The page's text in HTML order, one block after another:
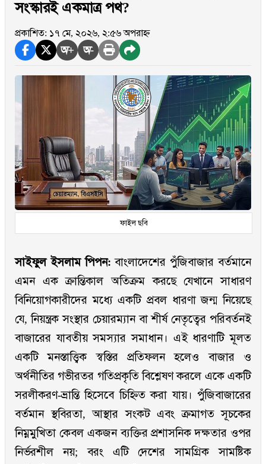
সংস্কারই একমাত্র পথ?
প্রকাশিত: ১৭ মে, ২০২৬, ২:৫৬ অপরাহ্ন
অ+ অ-
ফাইল ছবি
সাইফুল ইসলাম পিপন: বাংলাদেশের পুঁজিবাজার বর্তমানে
এমন এক ক্রান্তিকাল অতিক্রম করছে যেখানে সাধারণ
বিনিয়োগকারীদের মধ্যে একটি প্রবল ধারণা জন্ম নিয়েছে
যে, নিয়ন্ত্রক সংস্থার চেয়ারম্যান বা শীর্ষ নেতৃত্বের পরিবর্তনই
বাজারের যাবতীয় সমস্যার সমাধান। এই ধারণাটি মূলত
একটি মনস্তাত্ত্বিক স্বস্তির প্রতিফলন হলেও বাজার ও
অর্থনীতির গভীরতর গতিপ্রকৃতি বিশ্লেষণ করলে একে একটি
সরলীকরণ-ভ্রান্তি হিসেবে চিহ্নিত করা যায়। পুঁজিবাজারের
বর্তমান স্থবিরতা, আস্থার সংকট এবং ক্রমাগত সূচকের
নিম্নমুখিতা কেবল একজন ব্যক্তির প্রশাসনিক দক্ষতার ওপর
নির্ভরশীল নয়; বরং এটি দেশের সামগ্রিক সামষ্টিক